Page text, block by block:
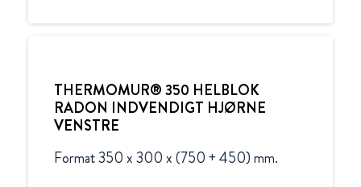
THERMOMUR® 350 HELBLOK
RADON INDVENDIGT HJØRNE
VENSTRE
Format 350 x 300 x (750 + 450) mm.